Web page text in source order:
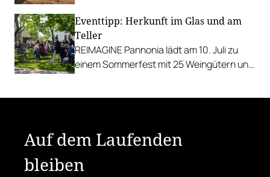
Eventtipp: Herkunft im Glas und am
Teller
REIMAGINE Pannonia lädt am 10. Juli zu
einem Sommerfest mit 25 Weingütern und
Auf dem Laufenden
bleiben